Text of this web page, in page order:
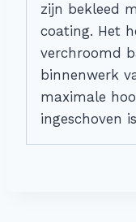
zijn bekleed
coating. Het
verchroomd
binnenwerk
maximale
ingeschoven